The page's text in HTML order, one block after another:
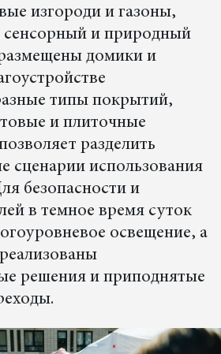
изгороди и газоны,
и природный
домики и
типы покрытий,
и плиточные
разделить
сценарии использования
безопасности и
в темное время суток
освещение, а
решения и приподнятые